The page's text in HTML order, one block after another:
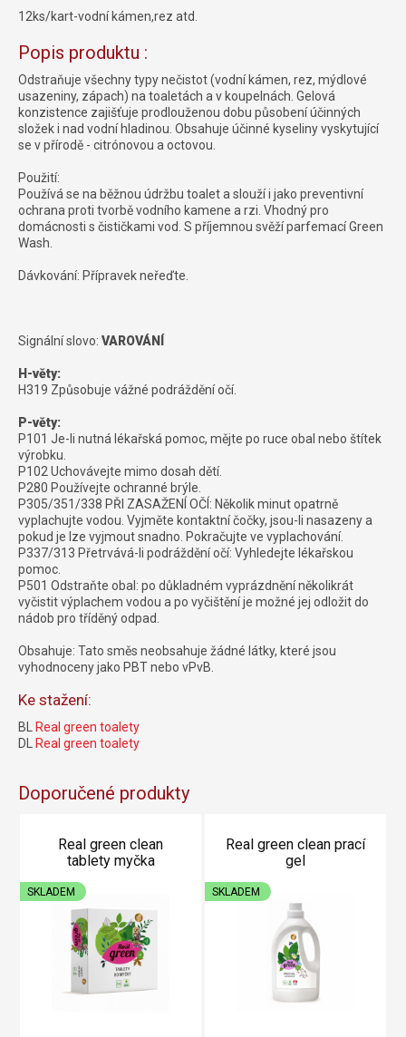
12ks/kart-vodní kámen,rez atd.
Popis produktu :
Odstraňuje všechny typy nečistot (vodní kámen, rez, mýdlové
usazeniny, zápach) na toaletách a v koupelnách. Gelová
konzistence zajišťuje prodlouženou dobu působení účinných
složek i nad vodní hladinou. Obsahuje účinné kyseliny vyskytující
se v přírodě - citrónovou a octovou.
Použití:
Používá se na běžnou údržbu toalet a slouží i jako preventivní
ochrana proti tvorbě vodního kamene a rzi. Vhodný pro
domácnosti s čističkami vod. S příjemnou svěží parfemací Green
Wash.
Dávkování: Přípravek neřeďte.
Signální slovo: VAROVÁNÍ
H-věty:
H319 Způsobuje vážné podráždění očí.
P-věty:
P101 Je-li nutná lékařská pomoc, mějte po ruce obal nebo štítek
výrobku.
P102 Uchovávejte mimo dosah dětí.
P280 Používejte ochranné brýle.
P305/351/338 PŘI ZASAŽENÍ OČÍ: Několik minut opatrně
vyplachujte vodou. Vyjměte kontaktní čočky, jsou-li nasazeny a
pokud je lze vyjmout snadno. Pokračujte ve vyplachování.
P337/313 Přetrvává-li podráždění očí: Vyhledejte lékařskou
pomoc.
P501 Odstraňte obal: po důkladném vyprázdnění několikrát
vyčistit výplachem vodou a po vyčištění je možné jej odložit do
nádob pro tříděný odpad.
Obsahuje: Tato směs neobsahuje žádné látky, které jsou
vyhodnoceny jako PBT nebo vPvB.
Ke stažení:
BL Real green toalety
DL Real green toalety
Doporučené produkty
Real green clean
tablety myčka
SKLADEM
Real green clean prací
gel
SKLADEM